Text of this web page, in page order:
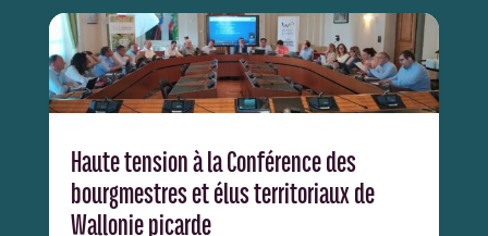
Haute tension à la Conférence des
bourgmestres et élus territoriaux de
Wallonie picarde